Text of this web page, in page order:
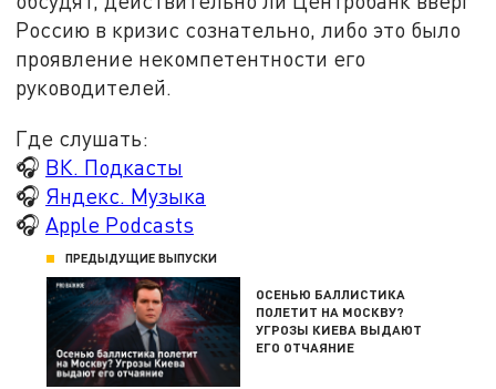
Россию в кризис сознательно, либо это было
проявление некомпетентности его
руководителей.
Где слушать:
🎧 ВК. Подкасты
🎧 Яндекс. Музыка
🎧 Apple Podcasts
ПРЕДЫДУЩИЕ ВЫПУСКИ
ОСЕНЬЮ БАЛЛИСТИКА
ПОЛЕТИТ НА МОСКВУ?
УГРОЗЫ КИЕВА ВЫДАЮТ
ЕГО ОТЧАЯНИЕ